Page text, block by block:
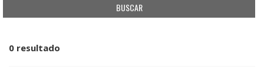
0 resultado